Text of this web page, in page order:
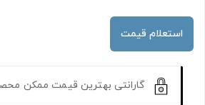
استعلام قیمت
گارانتی بهترین قیمت ممکن